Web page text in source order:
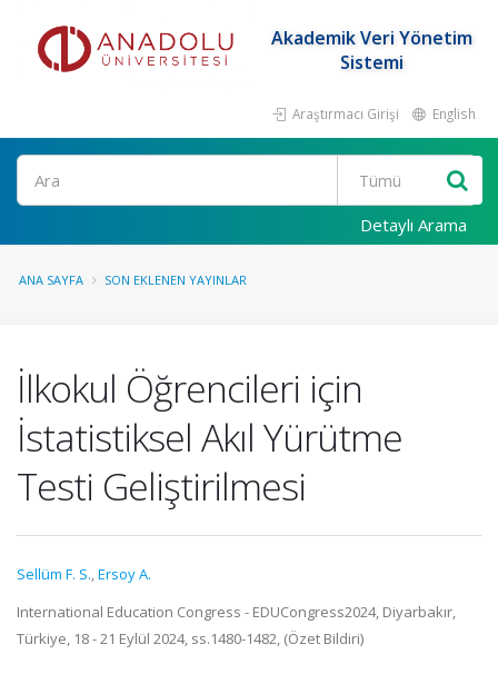
Akademik Veri Yönetim
Sistemi
Araştırmacı Girişi English
Ara
Detaylı Arama
ANA SAYFA SON EKLENEN YAYINLAR
İlkokul Öğrencileri için
İstatistiksel Akıl Yürütme
Testi Geliştirilmesi
Sellüm F. S.,Ersoy A.
International Education Congress - EDUCongress2024, Diyarbakır,
Türkiye, 18 - 21 Eylül 2024, ss.1480-1482, (Özet Bildiri)